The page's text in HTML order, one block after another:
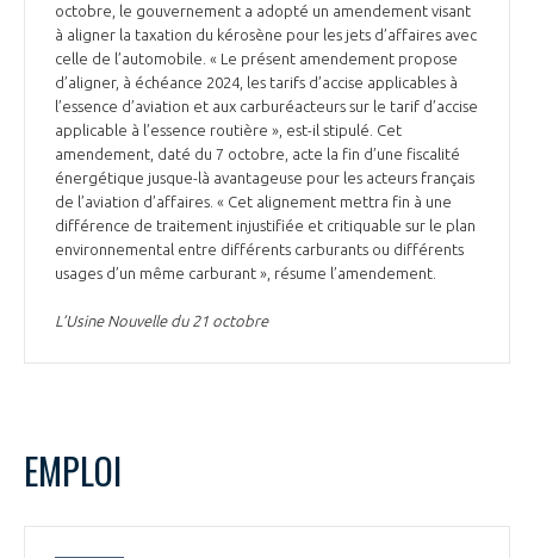
octobre, le gouvernement a adopté un amendement visant
à aligner la taxation du kérosène pour les jets d’affaires avec
celle de l’automobile. « Le présent amendement propose
d’aligner, à échéance 2024, les tarifs d’accise applicables à
l’essence d’aviation et aux carburéacteurs sur le tarif d’accise
applicable à l’essence routière », est-il stipulé. Cet
amendement, daté du 7 octobre, acte la fin d’une fiscalité
énergétique jusque-là avantageuse pour les acteurs français
de l’aviation d’affaires. « Cet alignement mettra fin à une
différence de traitement injustifiée et critiquable sur le plan
environnemental entre différents carburants ou différents
usages d’un même carburant », résume l’amendement.
L’Usine Nouvelle du 21 octobre
EMPLOI